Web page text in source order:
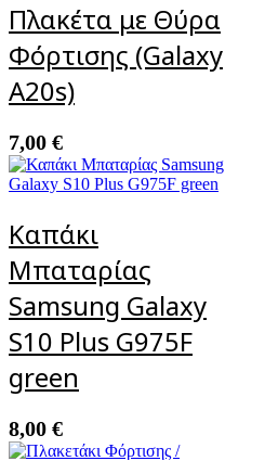
Πλακέτα με Θύρα
Φόρτισης (Galaxy
A20s)
7,00 €
Καπάκι
Μπαταρίας
Samsung Galaxy
S10 Plus G975F
green
8,00 €